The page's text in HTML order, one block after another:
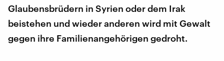
Glaubensbrüdern in Syrien oder dem Irak
beistehen und wieder anderen wird mit Gewalt
gegen ihre Familienangehörigen gedroht.